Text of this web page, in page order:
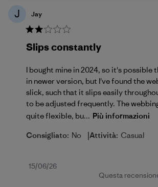
J Jay
Slips constantly
I bought mine in 2024, so it's possible
in newer version, but I've found the
slick, such that it slips easily
to be adjusted frequently. The
quite flexible, bu... Più informazioni
Consigliato: No |Attività: Casual
Data
15/06/26
Questa